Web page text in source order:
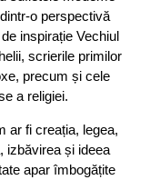
o perspectivă
inspirație Vechiul
scrierile primilor
precum și cele
a religiei.
ar fi creația, legea,
izbăvirea și ideea
apar îmbogățite